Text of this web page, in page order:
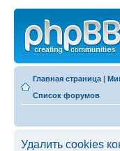
Главная страница |
Список форумов
Удалить cookies